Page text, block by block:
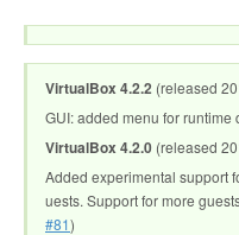
VirtualBox 4.2.2 (released
GUI: added menu for
VirtualBox 4.2.0 (released
Added experimental support
uests. Support for more
#81)